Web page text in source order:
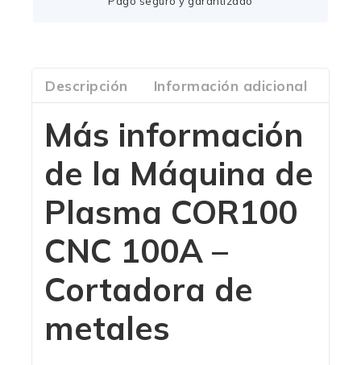
Descripción Información adicional
Más información
de la Máquina de
Plasma COR100
CNC 100A –
Cortadora de
metales